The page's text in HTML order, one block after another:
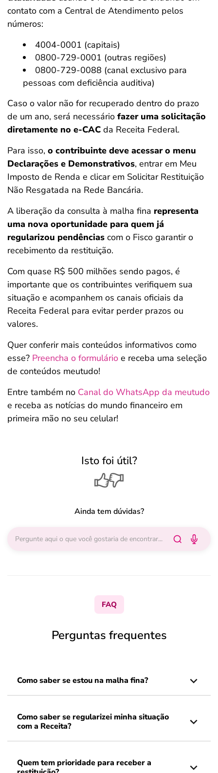
contato com a Central de Atendimento pelos
números:
4004-0001 (capitais)
0800-729-0001 (outras regiões)
0800-729-0088 (canal exclusivo para
pessoas com deficiência auditiva)
Caso o valor não for recuperado dentro do prazo
de um ano, será necessário fazer uma solicitação
diretamente no e-CAC da Receita Federal.
Para isso, o contribuinte deve acessar o menu
Declarações e Demonstrativos, entrar em Meu
Imposto de Renda e clicar em Solicitar Restituição
Não Resgatada na Rede Bancária.
A liberação da consulta à malha fina representa
uma nova oportunidade para quem já
regularizou pendências com o Fisco garantir o
recebimento da restituição.
Com quase R$ 500 milhões sendo pagos, é
importante que os contribuintes verifiquem sua
situação e acompanhem os canais oficiais da
Receita Federal para evitar perder prazos ou
valores.
Quer conferir mais conteúdos informativos como
esse? Preencha o formulário e receba uma seleção
de conteúdos meutudo!
Entre também no Canal do WhatsApp da meutudo
e receba as notícias do mundo financeiro em
primeira mão no seu celular!
Isto foi útil?
Ainda tem dúvidas?
FAQ
Perguntas frequentes
Como saber se estou na malha fina?
Como saber se regularizei minha situação
com a Receita?
Quem tem prioridade para receber a